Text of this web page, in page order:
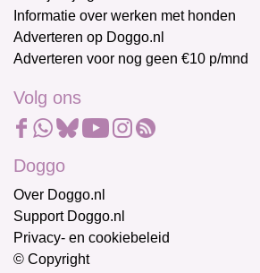
Informatie over werken met honden
Adverteren op Doggo.nl
Adverteren voor nog geen €10 p/mnd
Volg ons
Doggo
Over Doggo.nl
Support Doggo.nl
Privacy- en cookiebeleid
© Copyright